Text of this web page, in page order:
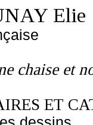
Elie
chaise et
ET